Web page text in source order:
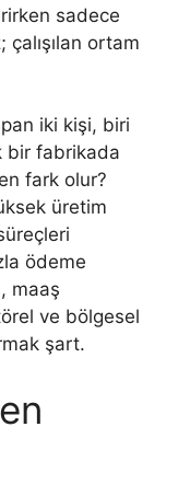
sadece
ortam
iki kişi, biri
bir fabrikada
fark olur?
üretim
ödeme
maaş
ve bölgesel
şart.